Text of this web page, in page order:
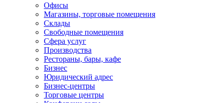
Офисы
Магазины, торговые помещения
Склады
Свободные помещения
Сфера услуг
Производства
Рестораны, бары, кафе
Бизнес
Юридический адрес
Бизнес-центры
Торговые центры